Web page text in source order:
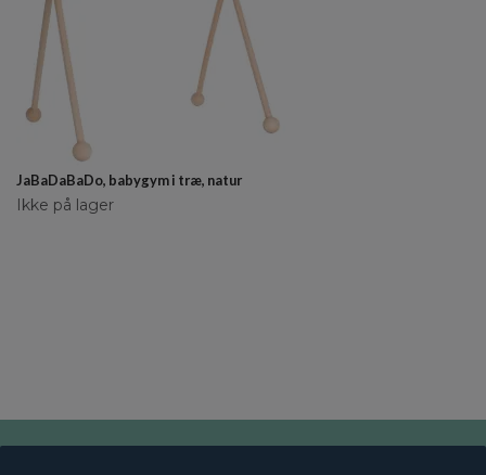
JaBaDaBaDo, babygym i træ, natur
Ikke på lager